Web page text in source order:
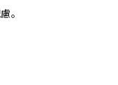
。